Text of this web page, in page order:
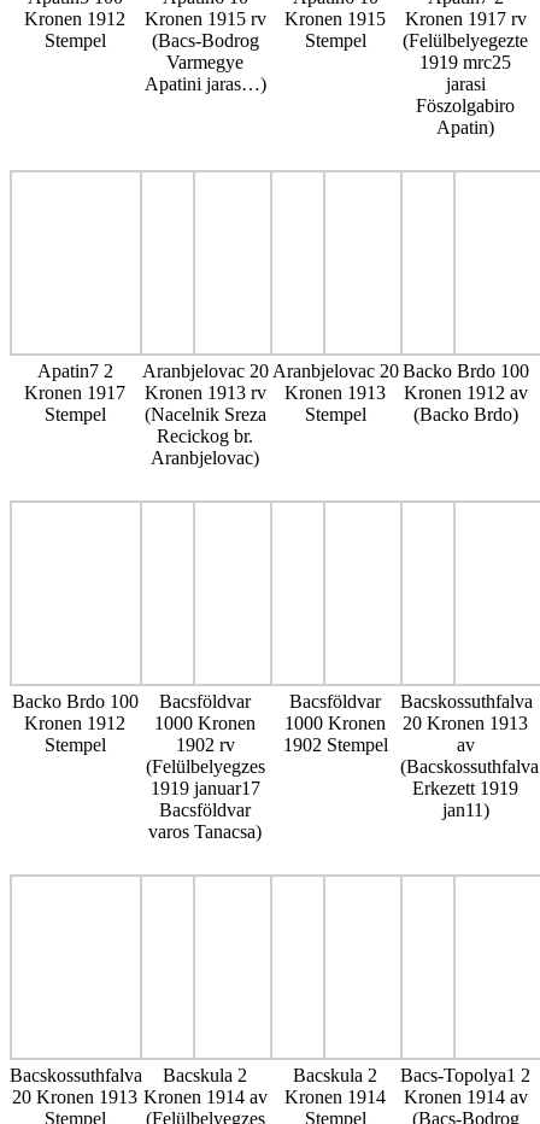
Kronen 1912
Stempel
Kronen 1915 rv
(Bacs-Bodrog
Varmegye
Apatini jaras…)
Kronen 1915
Stempel
Kronen 1917 rv
(Felülbelyegezte
1919 mrc25
jarasi
Föszolgabiro
Apatin)
Apatin7 2
Kronen 1917
Stempel
Aranbjelovac 20
Kronen 1913 rv
(Nacelnik Sreza
Recickog br.
Aranbjelovac)
Aranbjelovac 20
Kronen 1913
Stempel
Backo Brdo 100
Kronen 1912 av
(Backo Brdo)
Backo Brdo 100
Kronen 1912
Stempel
Bacsföldvar
1000 Kronen
1902 rv
(Felülbelyegzes
1919 januar17
Bacsföldvar
varos Tanacsa)
Bacsföldvar
1000 Kronen
1902 Stempel
Bacskossuthfalva
20 Kronen 1913
av
(Bacskossuthfalva
Erkezett 1919
jan11)
Bacskossuthfalva
20 Kronen 1913
Stempel
Bacskula 2
Kronen 1914 av
(Felülbelyegzes
Bacskula 2
Kronen 1914
Stempel
Bacs-Topolya1 2
Kronen 1914 av
(Bacs-Bodrog